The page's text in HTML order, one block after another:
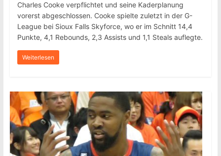
Charles Cooke verpflichtet und seine Kaderplanung
vorerst abgeschlossen. Cooke spielte zuletzt in der G-
League bei Sioux Falls Skyforce, wo er im Schnitt 14,4
Punkte, 4,1 Rebounds, 2,3 Assists und 1,1 Steals auflegte.
Weiterlesen